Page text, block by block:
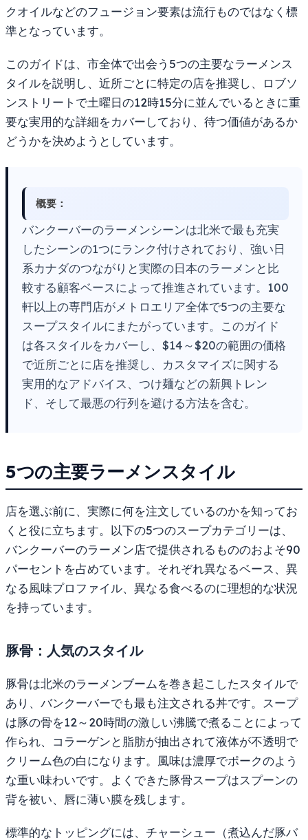
クオイルなどのフュージョン要素は流行ものではなく標
準となっています。
このガイドは、市全体で出会う5つの主要なラーメンス
タイルを説明し、近所ごとに特定の店を推奨し、ロブソ
ンストリートで土曜日の12時15分に並んでいるときに重
要な実用的な詳細をカバーしており、待つ価値があるか
どうかを決めようとしています。
概要：
バンクーバーのラーメンシーンは北米で最も充実
したシーンの1つにランク付けされており、強い日
系カナダのつながりと実際の日本のラーメンと比
較する顧客ベースによって推進されています。100
軒以上の専門店がメトロエリア全体で5つの主要な
スープスタイルにまたがっています。このガイド
は各スタイルをカバーし、$14～$20の範囲の価格
で近所ごとに店を推奨し、カスタマイズに関する
実用的なアドバイス、つけ麺などの新興トレン
ド、そして最悪の行列を避ける方法を含む。
5つの主要ラーメンスタイル
店を選ぶ前に、実際に何を注文しているのかを知ってお
くと役に立ちます。以下の5つのスープカテゴリーは、
バンクーバーのラーメン店で提供されるもののおよそ90
パーセントを占めています。それぞれ異なるベース、異
なる風味プロファイル、異なる食べるのに理想的な状況
を持っています。
豚骨：人気のスタイル
豚骨は北米のラーメンブームを巻き起こしたスタイルで
あり、バンクーバーでも最も注文される丼です。スープ
は豚の骨を12～20時間の激しい沸騰で煮ることによって
作られ、コラーゲンと脂肪が抽出されて液体が不透明で
クリーム色の白になります。風味は濃厚でポークのよう
な重い味わいです。よくできた豚骨スープはスプーンの
背を被い、唇に薄い膜を残します。
標準的なトッピングには、チャーシュー（煮込んだ豚バ